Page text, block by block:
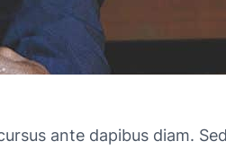
ante dapibus diam.